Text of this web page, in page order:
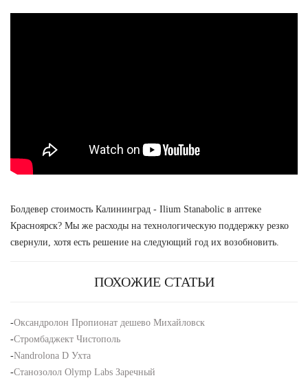
Болдевер стоимость Калининград - Ilium Stanabolic в аптеке
Красноярск? Мы же расходы на технологическую поддержку резко
свернули, хотя есть решение на следующий год их возобновить.
ПОХОЖИЕ СТАТЬИ
-Оксандролон Пропионат дешево Михайловск
-Стромбаджект Чистополь
-Nandrolona D Ухта
-Станозолол Olymp Labs Заречный